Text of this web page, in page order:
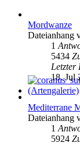
Mordwanze
Dateianhang
1
5434
Letzter
18. Jul
Mediterrane
Dateianhang
1
5924